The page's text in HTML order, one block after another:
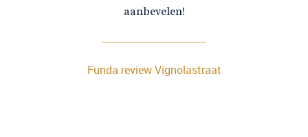
aanbevelen!
Funda review Vignolastraat